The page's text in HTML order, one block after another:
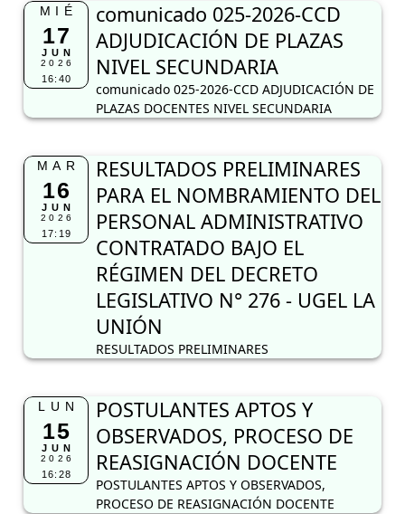
MIÉ
17
JUN
2026
16:40
comunicado 025-2026-CCD
ADJUDICACIÓN DE PLAZAS
NIVEL SECUNDARIA
comunicado 025-2026-CCD ADJUDICACIÓN DE
PLAZAS DOCENTES NIVEL SECUNDARIA
MAR
16
JUN
2026
17:19
RESULTADOS PRELIMINARES
PARA EL NOMBRAMIENTO DEL
PERSONAL ADMINISTRATIVO
CONTRATADO BAJO EL
RÉGIMEN DEL DECRETO
LEGISLATIVO N° 276 - UGEL LA
UNIÓN
RESULTADOS PRELIMINARES
LUN
15
JUN
2026
16:28
POSTULANTES APTOS Y
OBSERVADOS, PROCESO DE
REASIGNACIÓN DOCENTE
POSTULANTES APTOS Y OBSERVADOS,
PROCESO DE REASIGNACIÓN DOCENTE